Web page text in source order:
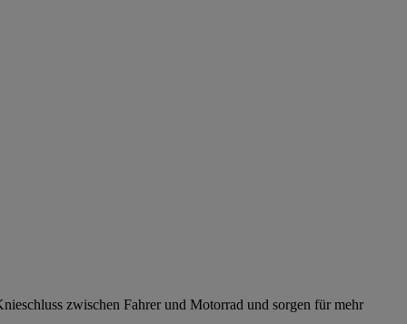
zwischen Fahrer und Motorrad und sorgen für mehr